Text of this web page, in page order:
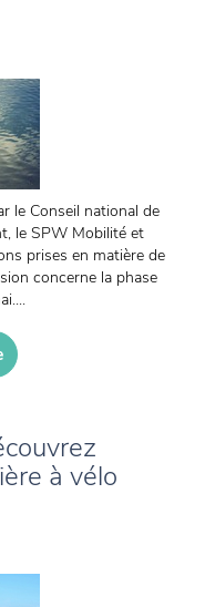
le Conseil national de
le SPW Mobilité et
prises en matière de
concerne la phase
à vélo